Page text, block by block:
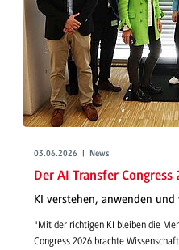
03.06.2026 | News
Der AI Transfer Congress
KI verstehen, anwenden
"Mit der richtigen KI bleiben die
Congress 2026 brachte